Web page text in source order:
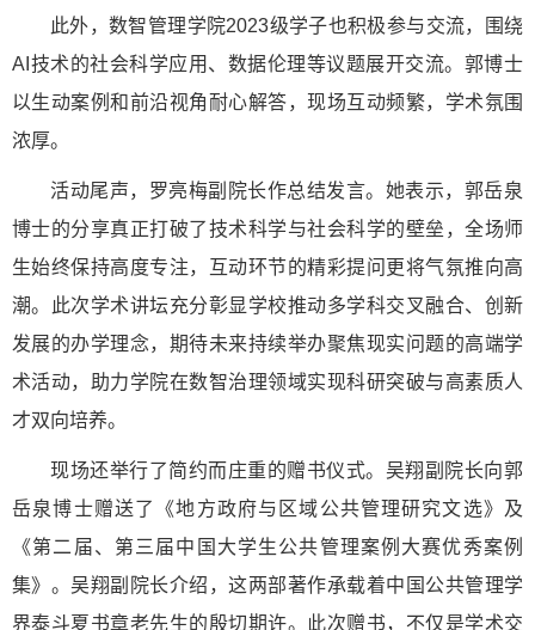
此外，数智管理学院2023级学子也积极参与交流，围绕
AI技术的社会科学应用、数据伦理等议题展开交流。郭博士
以生动案例和前沿视角耐心解答，现场互动频繁，学术氛围
浓厚。
活动尾声，罗亮梅副院长作总结发言。她表示，郭岳泉
博士的分享真正打破了技术科学与社会科学的壁垒，全场师
生始终保持高度专注，互动环节的精彩提问更将气氛推向高
潮。此次学术讲坛充分彰显学校推动多学科交叉融合、创新
发展的办学理念，期待未来持续举办聚焦现实问题的高端学
术活动，助力学院在数智治理领域实现科研突破与高素质人
才双向培养。
现场还举行了简约而庄重的赠书仪式。吴翔副院长向郭
岳泉博士赠送了《地方政府与区域公共管理研究文选》及
《第二届、第三届中国大学生公共管理案例大赛优秀案例
集》。吴翔副院长介绍，这两部著作承载着中国公共管理学
界泰斗夏书章老先生的殷切期许。此次赠书，不仅是学术交